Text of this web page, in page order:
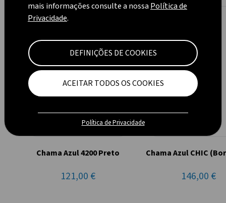
Chama Azul 4200 Preto
121,00 €
Chama Azul CHIC
146,00 €
mais informações consulte a nossa Política de
Privacidade.
DEFINIÇÕES DE COOKIES
ACEITAR TODOS OS COOKIES
Política de Privacidade